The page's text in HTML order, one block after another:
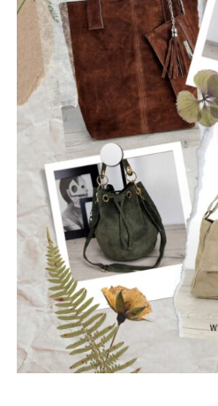
φιλοσοφία τους: να ραγίσουν
τη σιωπή και να αφήσουν το
ρωγμές της καθημερινότητας.
ανάμεσα στο εναλλακτικό ροκ,
ωμή ενέργεια της σκηνής, οι
μουσική που μιλά για την
και την ανάγκη για αλήθεια.
Μέλη του συγκροτήματος:
Φωνή & Κιθάρα, Σαράντης
Θωμάς – Μπάσο, Μηλιώνης